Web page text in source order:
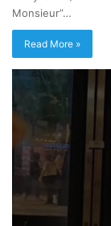
Monsieur”…
Read More »